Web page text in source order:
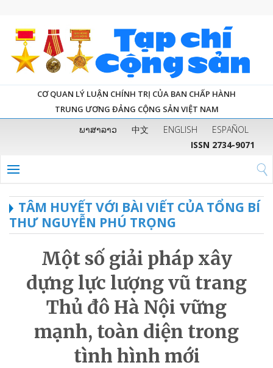
CƠ QUAN LÝ LUẬN CHÍNH TRỊ CỦA BAN CHẤP HÀNH
TRUNG ƯƠNG ĐẢNG CỘNG SẢN VIỆT NAM
ພາສາລາວ 中文 ENGLISH
ESPAÑOL
ISSN 2734-9071
TÂM HUYẾT VỚI BÀI VIẾT CỦA TỔNG BÍ
THƯ NGUYỄN PHÚ TRỌNG
Một số giải pháp xây
dựng lực lượng vũ trang
Thủ đô Hà Nội vững
mạnh, toàn diện trong
tình hình mới